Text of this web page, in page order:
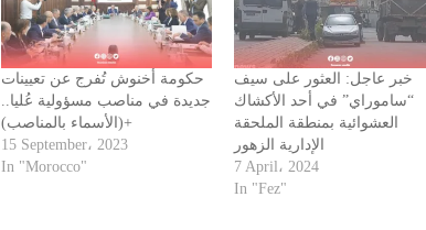
حكومة أخنوش تُفرج عن تعيينات
جديدة في مناصب مسؤولية عُليا..
+(الأسماء بالمناصب)
15 September، 2023
In "Morocco"
خبر عاجل: العثور على سيف
“ساموراي” في أحد الأكشاك
العشوائية بمنطقة الملحقة
الإدارية الزهور
7 April، 2024
In "Fez"